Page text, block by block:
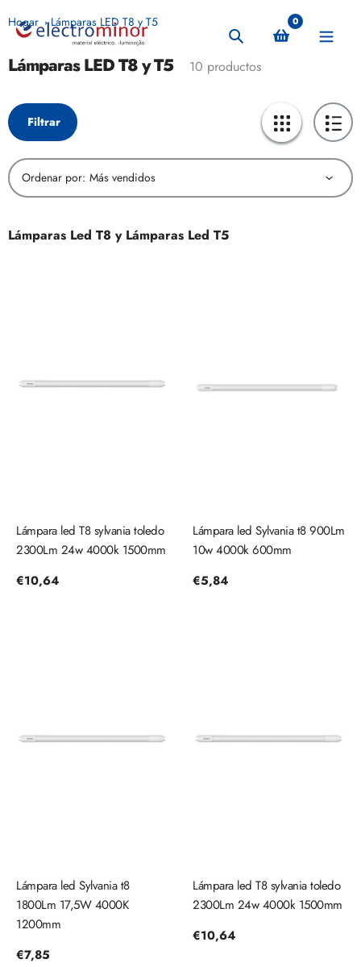
Búsqueda
0
Hogar Lámparas LED T8 y T5
Recopilación:
Lámparas LED T8 y T5 10 productos
Filtrar
Ordenar por:
Lámparas Led T8 y Lámparas Led T5
Lámpara led T8 sylvania toledo
2300Lm 24w 4000k 1500mm
Precio
€10,64
Lámpara led Sylvania t8 900Lm
10w 4000k 600mm
Precio
€5,84
Lámpara led Sylvania t8
1800Lm 17,5W 4000K
1200mm
Precio
€7,85
Lámpara led T8 sylvania toledo
2300Lm 24w 4000k 1500mm
Precio
€10,64